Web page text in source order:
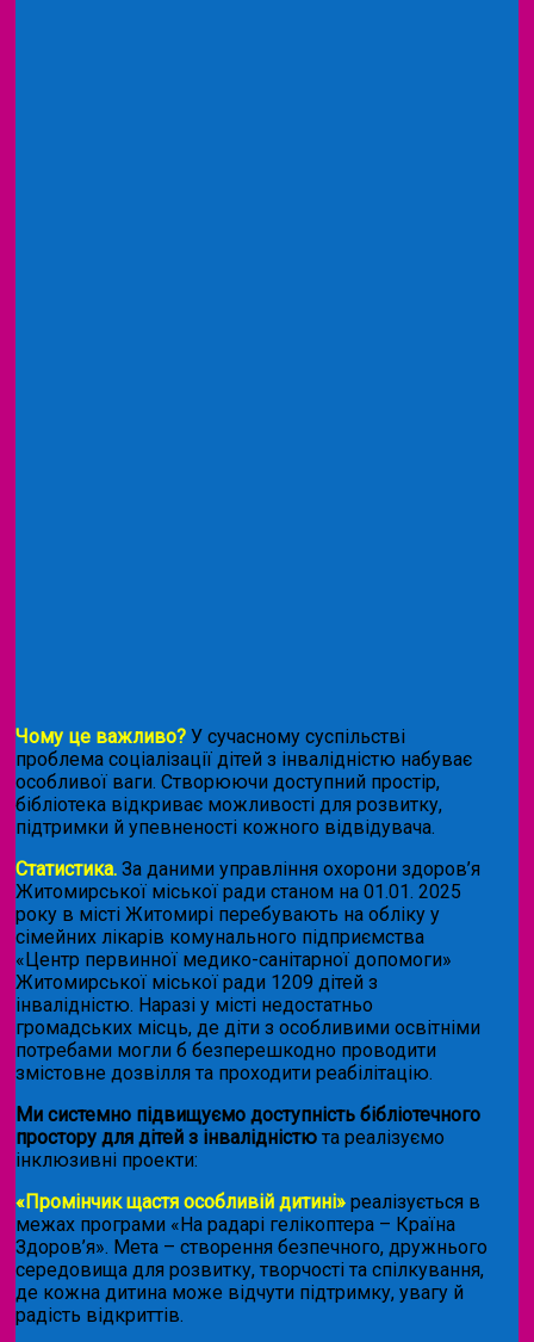
Чому це важливо? У сучасному суспільстві
проблема соціалізації дітей з інвалідністю набуває
особливої ваги. Створюючи доступний простір,
бібліотека відкриває можливості для розвитку,
підтримки й упевненості кожного відвідувача.
Статистика. За даними управління охорони здоров’я
Житомирської міської ради станом на 01.01. 2025
року в місті Житомирі перебувають на обліку у
сімейних лікарів комунального підприємства
«Центр первинної медико-санітарної допомоги»
Житомирської міської ради 1209 дітей з
інвалідністю. Наразі у місті недостатньо
громадських місць, де діти з особливими освітніми
потребами могли б безперешкодно проводити
змістовне дозвілля та проходити реабілітацію.
Ми системно підвищуємо доступність бібліотечного
простору для дітей з інвалідністю та реалізуємо
інклюзивні проекти:
«Промінчик щастя особливій дитині» реалізується в
межах програми «На радарі гелікоптера – Країна
Здоров’я». Мета – створення безпечного, дружнього
середовища для розвитку, творчості та спілкування,
де кожна дитина може відчути підтримку, увагу й
радість відкриттів.